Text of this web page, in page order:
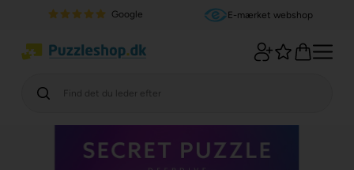
Google E-mærket webshop